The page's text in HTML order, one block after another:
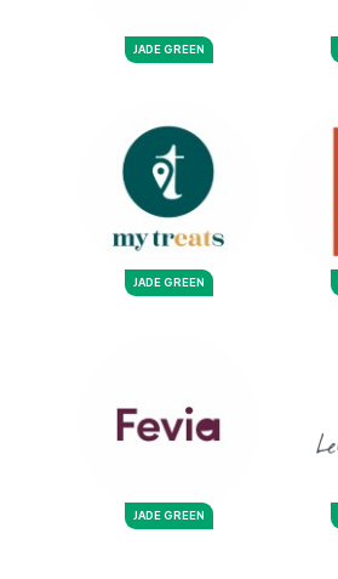
JADE GREEN
JADE GREEN
JADE GREEN